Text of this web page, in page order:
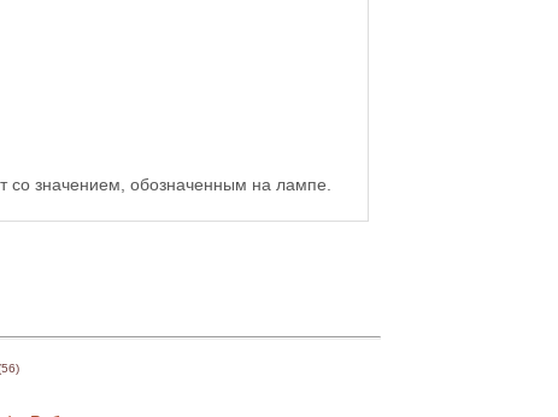
со значением, обозначенным на лампе.